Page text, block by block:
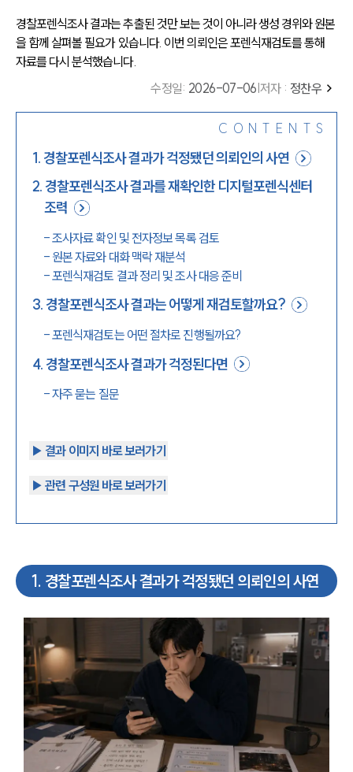
경찰포렌식조사 결과는 추출된 것만 보는 것이 아니라 생성 경위와 원본
을 함께 살펴볼 필요가 있습니다. 이번 의뢰인은 포렌식재검토를 통해
자료를 다시 분석했습니다.
수정일: 2026-07-06 |저자 : 정찬우
CONTENTS
1. 경찰포렌식조사 결과가 걱정됐던 의뢰인의 사연
2. 경찰포렌식조사 결과를 재확인한 디지털포렌식센터
조력
-조사자료 확인 및 전자정보 목록 검토
- 원본 자료와 대화 맥락 재분석
-포렌식재검토 결과 정리 및 조사 대응 준비
3. 경찰포렌식조사 결과는 어떻게 재검토할까요?
-포렌식재검토는 어떤 절차로 진행될까요?
4. 경찰포렌식조사 결과가 걱정된다면
-자주 묻는 질문
▶︎ 결과 이미지 바로 보러가기
▶︎ 관련 구성원 바로 보러가기
1. 경찰포렌식조사 결과가 걱정됐던 의뢰인의 사연